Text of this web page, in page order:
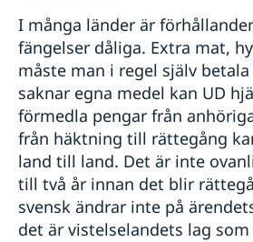
I många länder är
fängelser dåliga. Extra mat,
måste man i regel själv betala
saknar egna medel kan UD
förmedla pengar från
från häktning till rättegång
land till land. Det är inte
till två år innan det blir
svensk ändrar inte på
det är vistelselandets lag som